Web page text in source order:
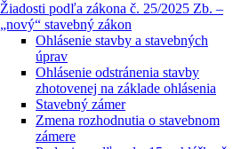
Žiadosti podľa zákona č. 25/2025 Zb. –
„nový“ stavebný zákon
Ohlásenie stavby a stavebných
úprav
Ohlásenie odstránenia stavby
zhotovenej na základe ohlásenia
Stavebný zámer
Zmena rozhodnutia o stavebnom
zámere